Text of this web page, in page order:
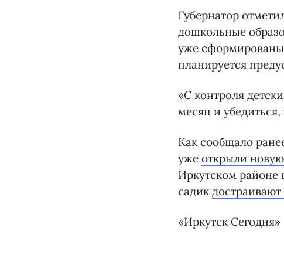
Губернатор
дошкольные
уже сформированы
планируется
«С контроля
месяц и
Как сообщало
уже открыли
Иркутском районе
садик
«Иркутск Сегодня»